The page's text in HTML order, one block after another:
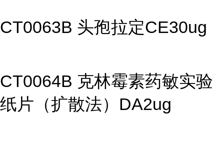
CT0063B 头孢拉定CE30ug
CT0064B 克林霉素药敏实验
纸片（扩散法）DA2ug